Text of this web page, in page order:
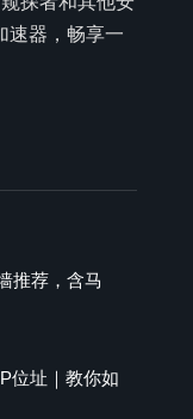
速器，畅享一
推荐，含马
位址｜教你如